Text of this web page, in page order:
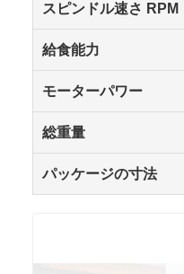
スピンドル速さ RPM
給食能力
モーターパワー
総重量
パッケージの寸法